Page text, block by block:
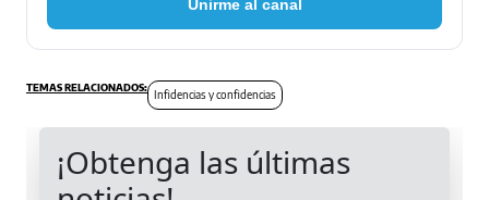
Unirme al canal
Infidencias y confidencias